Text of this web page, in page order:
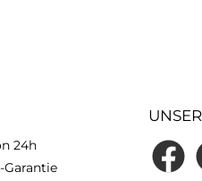
24h
Garantie